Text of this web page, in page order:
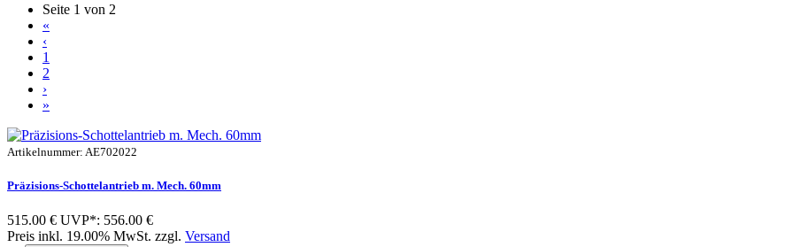
Seite 1 von 2
«
‹
1
2
›
»
Artikelnummer: AE702022
Präzisions-Schottelantrieb m. Mech. 60mm
515.00 € UVP*: 556.00 €
Preis inkl. 19.00% MwSt. zzgl. Versand